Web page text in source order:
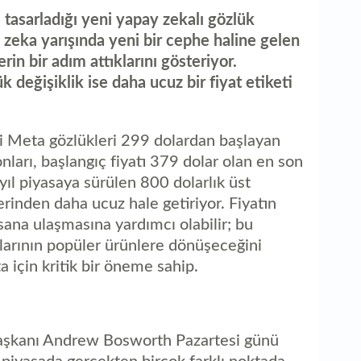
yeni yapay zekalı gözlük
yarışında yeni bir cephe haline gelen
bir adım attıklarını gösteriyor.
değişiklik ise daha ucuz bir fiyat etiketi
Meta gözlükleri 299 dolardan başlayan
başlangıç fiyatı 379 dolar olan en son
piyasaya sürülen 800 dolarlık üst
daha ucuz hale getiriyor. Fiyatın
ulaşmasına yardımcı olabilir; bu
popüler ürünlere dönüşeceğini
için kritik bir öneme sahip.
Andrew Bosworth Pazartesi günü